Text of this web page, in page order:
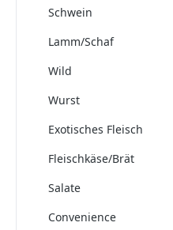
Schwein
Lamm/Schaf
Wild
Wurst
Exotisches Fleisch
Fleischkäse/Brät
Salate
Convenience